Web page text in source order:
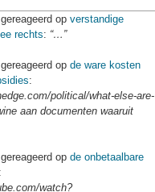
op verstandige
rechts: “…”
op de ware kosten
:
political/what-else-are-
aan documenten waaruit
op de onbetaalbare
:
watch?